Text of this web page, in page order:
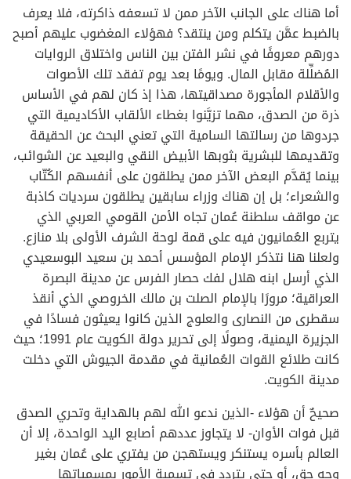
أما هناك على الجانب الآخر ممن لا تسعفه ذاكرته، فلا يعرف
بالضبط عمَّن يتكلم ومن ينتقد؟ فهؤلاء المغضوب عليهم أصبح
دورهم معروفًا في نشر الفتن بين الناس واختلاق الروايات
المُضلِّلة مقابل المال. ويومًا بعد يوم تفقد تلك الأصوات
والأقلام المأجورة مصداقيتها، هذا إذ كان لهم في الأساس
ذرة من الصدق، مهما تزيَّنوا بغطاء الألقاب الأكاديمية التي
جردوها من رسالتها السامية التي تعني البحث عن الحقيقة
وتقديمها للبشرية بثوبها الأبيض النقي والبعيد عن الشوائب،
بينما يُقدَّم البعض الآخر ممن يطلقون على أنفسهم الكُتّاب
والشعراء؛ بل إن هناك وزراء سابقين يطلقون سرديات كاذبة
عن مواقف سلطنة عُمان تجاه الأمن القومي العربي الذي
يتربع العُمانيون فيه على قمة لوحة الشرف الأولى بلا منازع.
ولعلنا هنا نتذكر الإمام المؤسس أحمد بن سعيد البوسعيدي
الذي أرسل ابنه هلال لفك حصار الفرس عن مدينة البصرة
العراقية؛ مرورًا بالإمام الصلت بن مالك الخروصي الذي أنقذ
سقطرى من النصارى والعلوج الذين كانوا يعيثون فسادًا في
الجزيرة اليمنية، وصولًا إلى تحرير دولة الكويت عام 1991؛ حيث
كانت طلائع القوات العُمانية في مقدمة الجيوش التي دخلت
مدينة الكويت.
صحيحٌ أن هؤلاء -الذين ندعو الله لهم بالهداية وتحري الصدق
قبل فوات الأوان- لا يتجاوز عددهم أصابع اليد الواحدة، إلا أن
العالم بأسره يستنكر ويستهجن من يفتري على عُمان بغير
وجه حق، أو حتى يتردد في تسمية الأمور بمسمياتها